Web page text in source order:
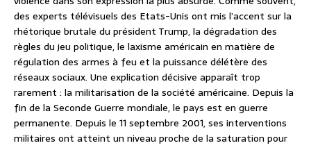
des experts télévisuels des Etats-Unis ont mis l’accent sur la
rhétorique brutale du président Trump, la dégradation des
règles du jeu politique, le laxisme américain en matière de
régulation des armes à feu et la puissance délétère des
réseaux sociaux. Une explication décisive apparaît trop
rarement : la militarisation de la société américaine. Depuis la
fin de la Seconde Guerre mondiale, le pays est en guerre
permanente. Depuis le 11 septembre 2001, ses interventions
militaires ont atteint un niveau proche de la saturation pour